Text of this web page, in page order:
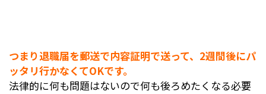
つまり退職届を郵送で内容証明で送って、2週間後にパ
ッタリ行かなくてOKです。
法律的に何も問題はないので何も後ろめたくなる必要